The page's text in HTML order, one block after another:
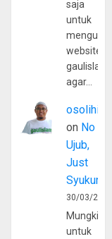
saja
untuk
website
agar…
osolihin
on No
Ujub,
Just
Syukur
30/03/
Mungkin
untuk